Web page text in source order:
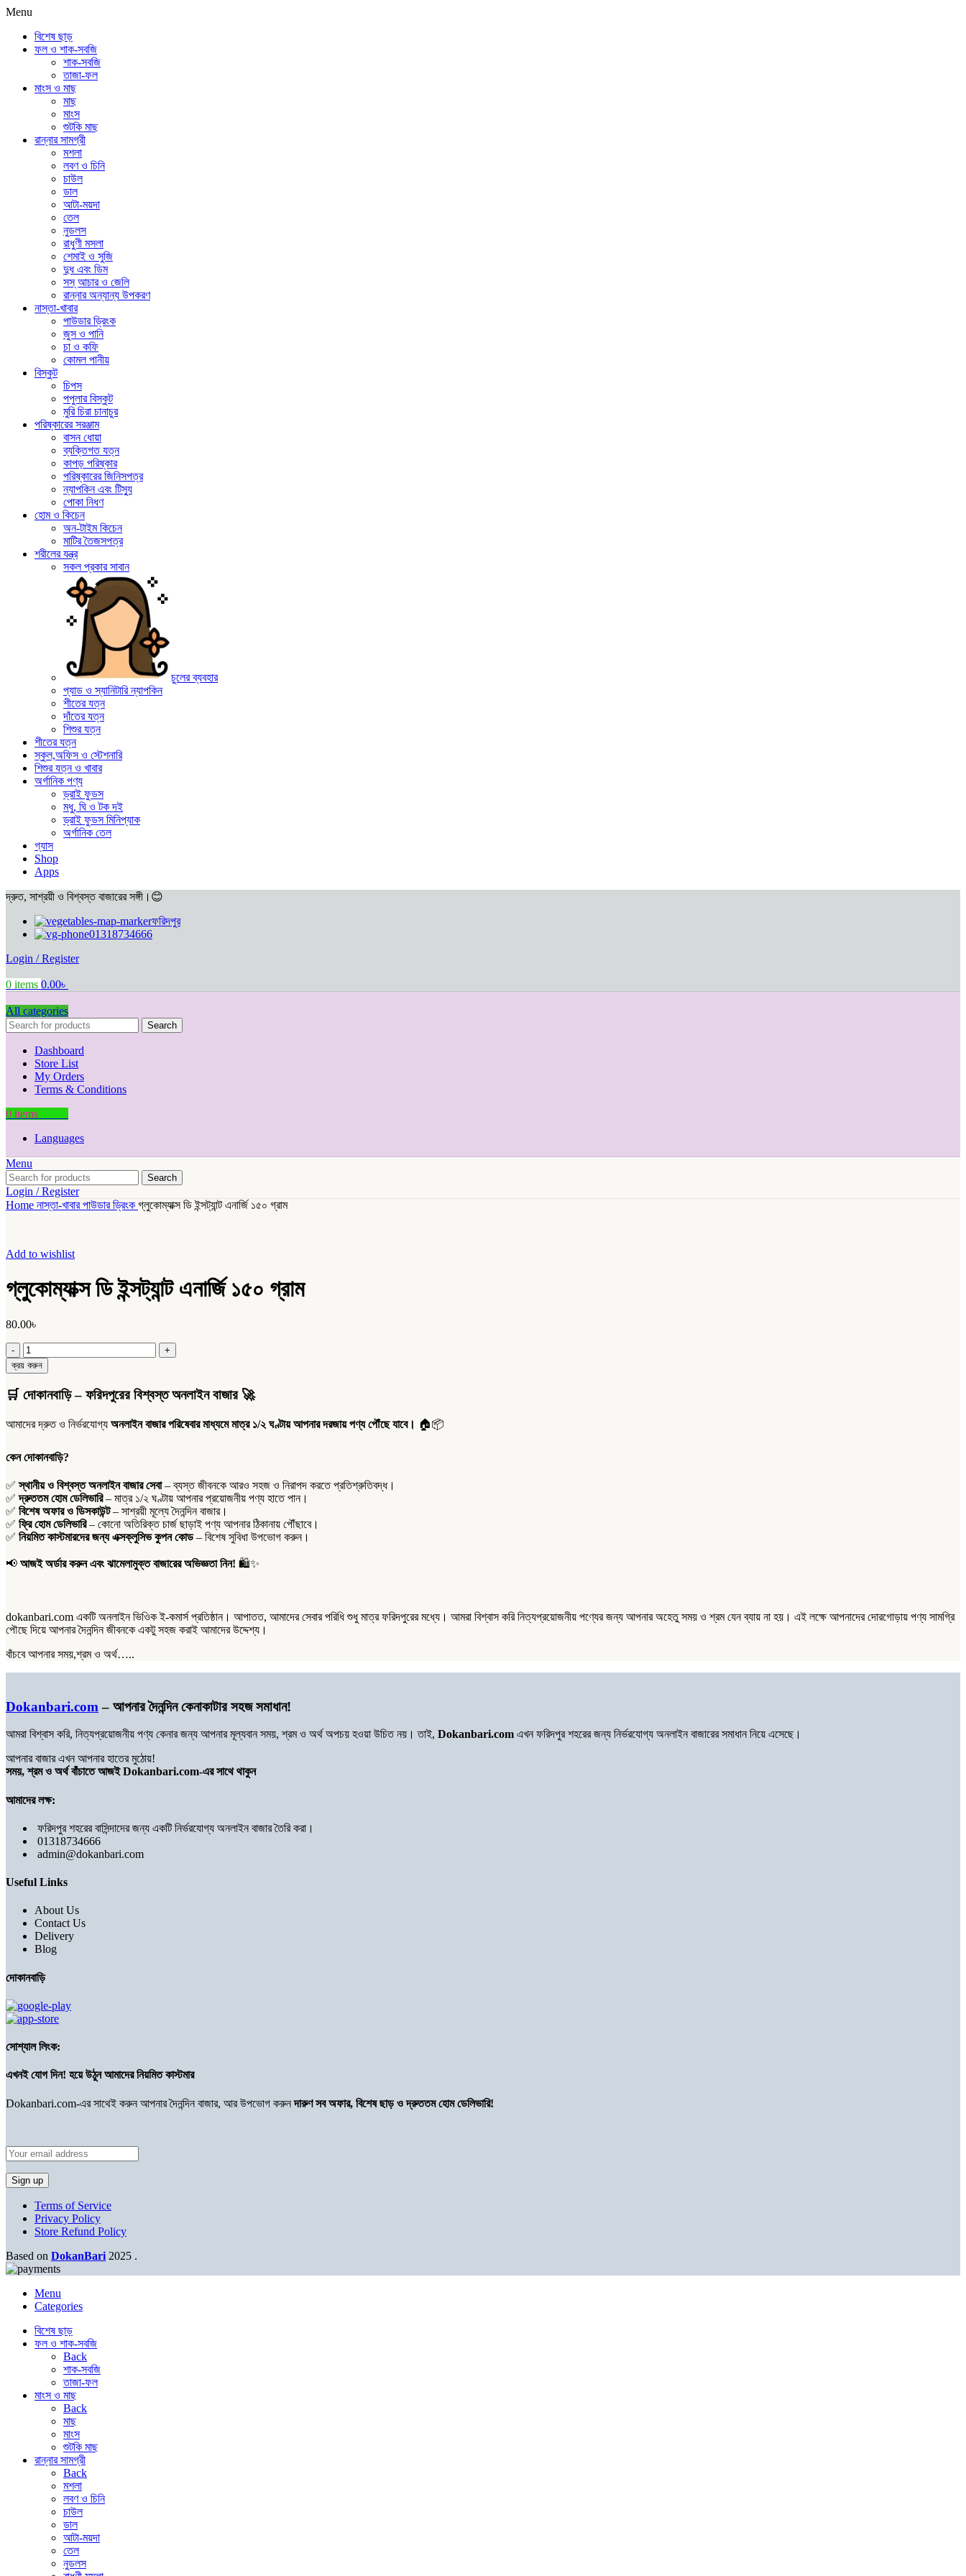
Menu
বিশেষ ছাড়
ফল ও শাক-সবজি
শাক-সবজি
তাজা-ফল
মাংস ও মাছ
মাছ
মাংস
শুটকি মাছ
রান্নার সামগ্রী
মশলা
লবণ ও চিনি
চাউল
ডাল
আটা-ময়দা
তেল
নুডলস
রাধুণী মসলা
শেমাই ও সুজি
দুধ এবং ডিম
সস্ আচার ও জেলি
রান্নার অন্যান্য উপকরণ
নাস্তা-খাবার
পাউডার ড্রিংক
জুস ও পানি
চা ও কফি
কোমল পানীয়
বিস্কুট
চিপস
পপুলার বিস্কুট
মুরি চিরা চানাচুর
পরিষ্কারের সরঞ্জাম
বাসন ধোয়া
ব্যক্তিগত যত্ন
কাপড় পরিষ্কার
পরিষ্কারের জিনিসপত্র
ন্যাপকিন এবং টিস্যু
পোকা নিধণ
হোম ও কিচেন
অন-টাইম কিচেন
মাটির তৈজসপত্র
শরীলের যন্ত্র
সকল প্রকার সাবান
চুলের ব্যবহার
প্যাড ও স্যানিটারি ন্যাপকিন
শীতের যত্ন
দাঁতের যত্ন
শিশুর যত্ন
শীতের যত্ন
স্কুল,অফিস ও স্টেশনারি
শিশুর যত্ন ও খাবার
অর্গানিক পণ্য
ড্রাই ফুডস
মধু, ঘি ও টক দই
ড্রাই ফুডস মিনিপ্যাক
অর্গানিক তেল
গ্যাস
Shop
Apps
দ্রুত, সাশ্রয়ী ও বিশ্বস্ত বাজারের সঙ্গী।😊
ফরিদপুর
01318734666
Login / Register
0 items 0.00৳
All categories
Search
Dashboard
Store List
My Orders
Terms & Conditions
0 items
Languages
Menu
Search
Login / Register
Home নাস্তা-খাবারপাউডার ড্রিংক গ্লুকোম্যাক্স ডি ইন্সট্যান্ট এনার্জি ১৫০ গ্রাম
Add to wishlist
গ্লুকোম্যাক্স ডি ইন্সট্যান্ট এনার্জি ১৫০ গ্রাম
80.00৳
গ্লুকোম্যাক্স
ডি
ইন্সট্যান্ট
১৫০
quantity
ক্রয় করুন
🛒 দোকানবাড়ি – ফরিদপুরের বিশ্বস্ত অনলাইন বাজার🚀
আমাদের দ্রুত ও নির্ভরযোগ্য অনলাইন বাজার পরিষেবার মাধ্যমে মাত্র ১/২ ঘণ্টায় আপনার দরজায় পণ্য পৌঁছে যাবে। 🏠📦
কেন দোকানবাড়ি?
✅স্থানীয় ও বিশ্বস্ত অনলাইন বাজার সেবা– ব্যস্ত জীবনকে আরও সহজ ও নিরাপদ করতে প্রতিশ্রুতিবদ্ধ।
✅দ্রুততম হোম ডেলিভারি– মাত্র ১/২ ঘণ্টায় আপনার প্রয়োজনীয় পণ্য হাতে পান।
✅ বিশেষ অফার ও ডিসকাউন্ট– সাশ্রয়ী মূল্যে দৈনন্দিন বাজার।
✅ ফ্রি হোম ডেলিভারি– কোনো অতিরিক্ত চার্জ ছাড়াই পণ্য আপনার ঠিকানায় পৌঁছাবে।
✅ নিয়মিত কাস্টমারদের জন্য এক্সক্লুসিভ কুপন কোড– বিশেষ সুবিধা উপভোগ করুন।
📢 আজই অর্ডার করুন এবং ঝামেলামুক্ত বাজারের অভিজ্ঞতা নিন! 🛍️✨
dokanbari.com একটি অনলাইন ভিওিক ই-কমার্স প্রতিষ্ঠান। আপাতত, আমাদের সেবার পরিধি শুধু মাত্র ফরিদপুরের মধ্যে। আমরা বিশ্বাস করি নিত্যপ্রয়োজনীয় পণ্যের জন্য আপনার অহেতু সময় ও শ্রম যেন ব্যায় না হয়। এই লক্ষে আপনাদের দোরগোড়ায় পণ্য সামগ্রি
পৌছে দিয়ে আপনার দৈনন্দিন জীবনকে একটু সহজ করাই আমাদের উদ্দেশ্য।
বাঁচবে আপনার সময়,শ্রম ও অর্থ…..
Dokanbari.com – আপনার দৈনন্দিন কেনাকাটার সহজ সমাধান!
আমরা বিশ্বাস করি, নিত্যপ্রয়োজনীয় পণ্য কেনার জন্য আপনার মূল্যবান সময়, শ্রম ও অর্থ অপচয় হওয়া উচিত নয়। তাই, Dokanbari.com এখন ফরিদপুর শহরের জন্য নির্ভরযোগ্য অনলাইন বাজারের সমাধান নিয়ে এসেছে।
আপনার বাজার এখন আপনার হাতের মুঠোয়!
সময়, শ্রম ও অর্থ বাঁচাতে আজই Dokanbari.com-এর সাথে থাকুন
আমাদের লক্ষ:
ফরিদপুর শহরের বাসিন্দাদের জন্য একটি নির্ভরযোগ্য অনলাইন বাজার তৈরি করা।
01318734666
admin@dokanbari.com
Useful Links
About Us
Contact Us
Delivery
Blog
দোকানবাড়ি
সোশ্যাল লিংক:
এখনই যোগ দিন! হয়ে উঠুন আমাদের নিয়মিত কাস্টমার
Dokanbari.com-এর সাথেই করুন আপনার দৈনন্দিন বাজার, আর উপভোগ করুনদারুণ সব অফার, বিশেষ ছাড় ও দ্রুততম হোম ডেলিভারি!
Terms of Service
Privacy Policy
Store Refund Policy
Based on DokanBari 2025 .
Menu
Categories
বিশেষ ছাড়
ফল ও শাক-সবজি
Back
শাক-সবজি
তাজা-ফল
মাংস ও মাছ
Back
মাছ
মাংস
শুটকি মাছ
রান্নার সামগ্রী
Back
মশলা
লবণ ও চিনি
চাউল
ডাল
আটা-ময়দা
তেল
নুডলস